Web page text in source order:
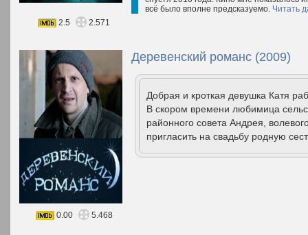
всё было вполне предсказуемо. Читать
2.5
2.571
Деревенский романс (2009)
Добрая и кроткая девушка Катя
В скором времени любимица
районного совета Андрея,
пригласить на свадьбу родную
0.00 5.468